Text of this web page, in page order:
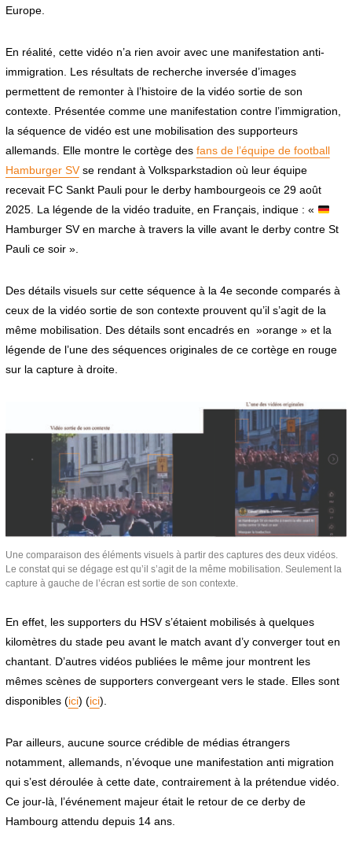
Europe.
En réalité, cette vidéo n’a rien avoir avec une manifestation anti-
immigration. Les résultats de recherche inversée d’images
permettent de remonter à l’histoire de la vidéo sortie de son
contexte. Présentée comme une manifestation contre l’immigration,
la séquence de vidéo est une mobilisation des supporteurs
allemands. Elle montre le cortège des fans de l’équipe de football
Hamburger SVse rendant à Volksparkstadion où leur équipe
recevait FC Sankt Pauli pour le derby hambourgeois ce 29 août
2025. La légende de la vidéo traduite, en Français, indique : «
Hamburger SV en marche à travers la ville avant le derby contre St
Pauli ce soir ».
Des détails visuels sur cette séquence à la 4e seconde comparés à
ceux de la vidéo sortie de son contexte prouvent qu’il s’agit de la
même mobilisation. Des détails sont encadrés en »orange » et la
légende de l’une des séquences originales de ce cortège en rouge
sur la capture à droite.
Une comparaison des éléments visuels à partir des captures des deux vidéos.
Le constat qui se dégage est qu’il s’agit de la même mobilisation. Seulement la
capture à gauche de l’écran est sortie de son contexte.
En effet, les supporters du HSV s’étaient mobilisés à quelques
kilomètres du stade peu avant le match avant d’y converger tout en
chantant. D’autres vidéos publiées le même jour montrent les
mêmes scènes de supporters convergeant vers le stade. Elles sont
disponibles (ici) (ici).
Par ailleurs, aucune source crédible de médias étrangers
notamment, allemands, n’évoque une manifestation anti migration
qui s’est déroulée à cette date, contrairement à la prétendue vidéo.
Ce jour-là, l’événement majeur était le retour de ce derby de
Hambourg attendu depuis 14 ans.